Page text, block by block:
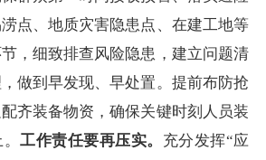
点、地质灾害隐患点、在建工地等
，细致排查风险隐患，建立问题清
做到早发现、早处置。提前布防抢
齐装备物资，确保关键时刻人员装
。工作责任要再压实。 充分发挥“应